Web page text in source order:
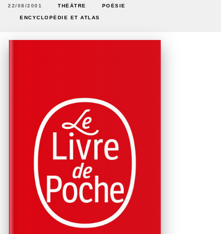
22/08/2001 THÉÂTRE POÉSIE
ENCYCLOPÉDIE ET ATLAS